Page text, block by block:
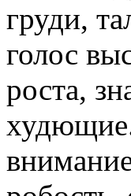
груди,
голос
роста,